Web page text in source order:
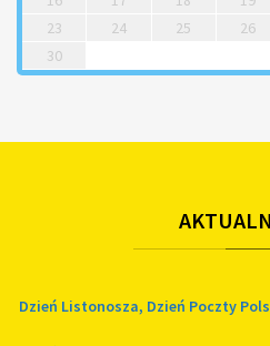
23
24 25 26
30
Dzień Listonosza, Dzień Poczty